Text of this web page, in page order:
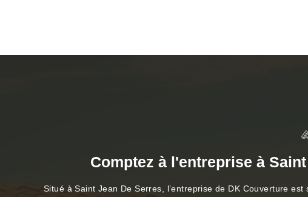
Comptez à l'entreprise à
Situé à Saint Jean De Serres, l’entreprise de DK Couverture